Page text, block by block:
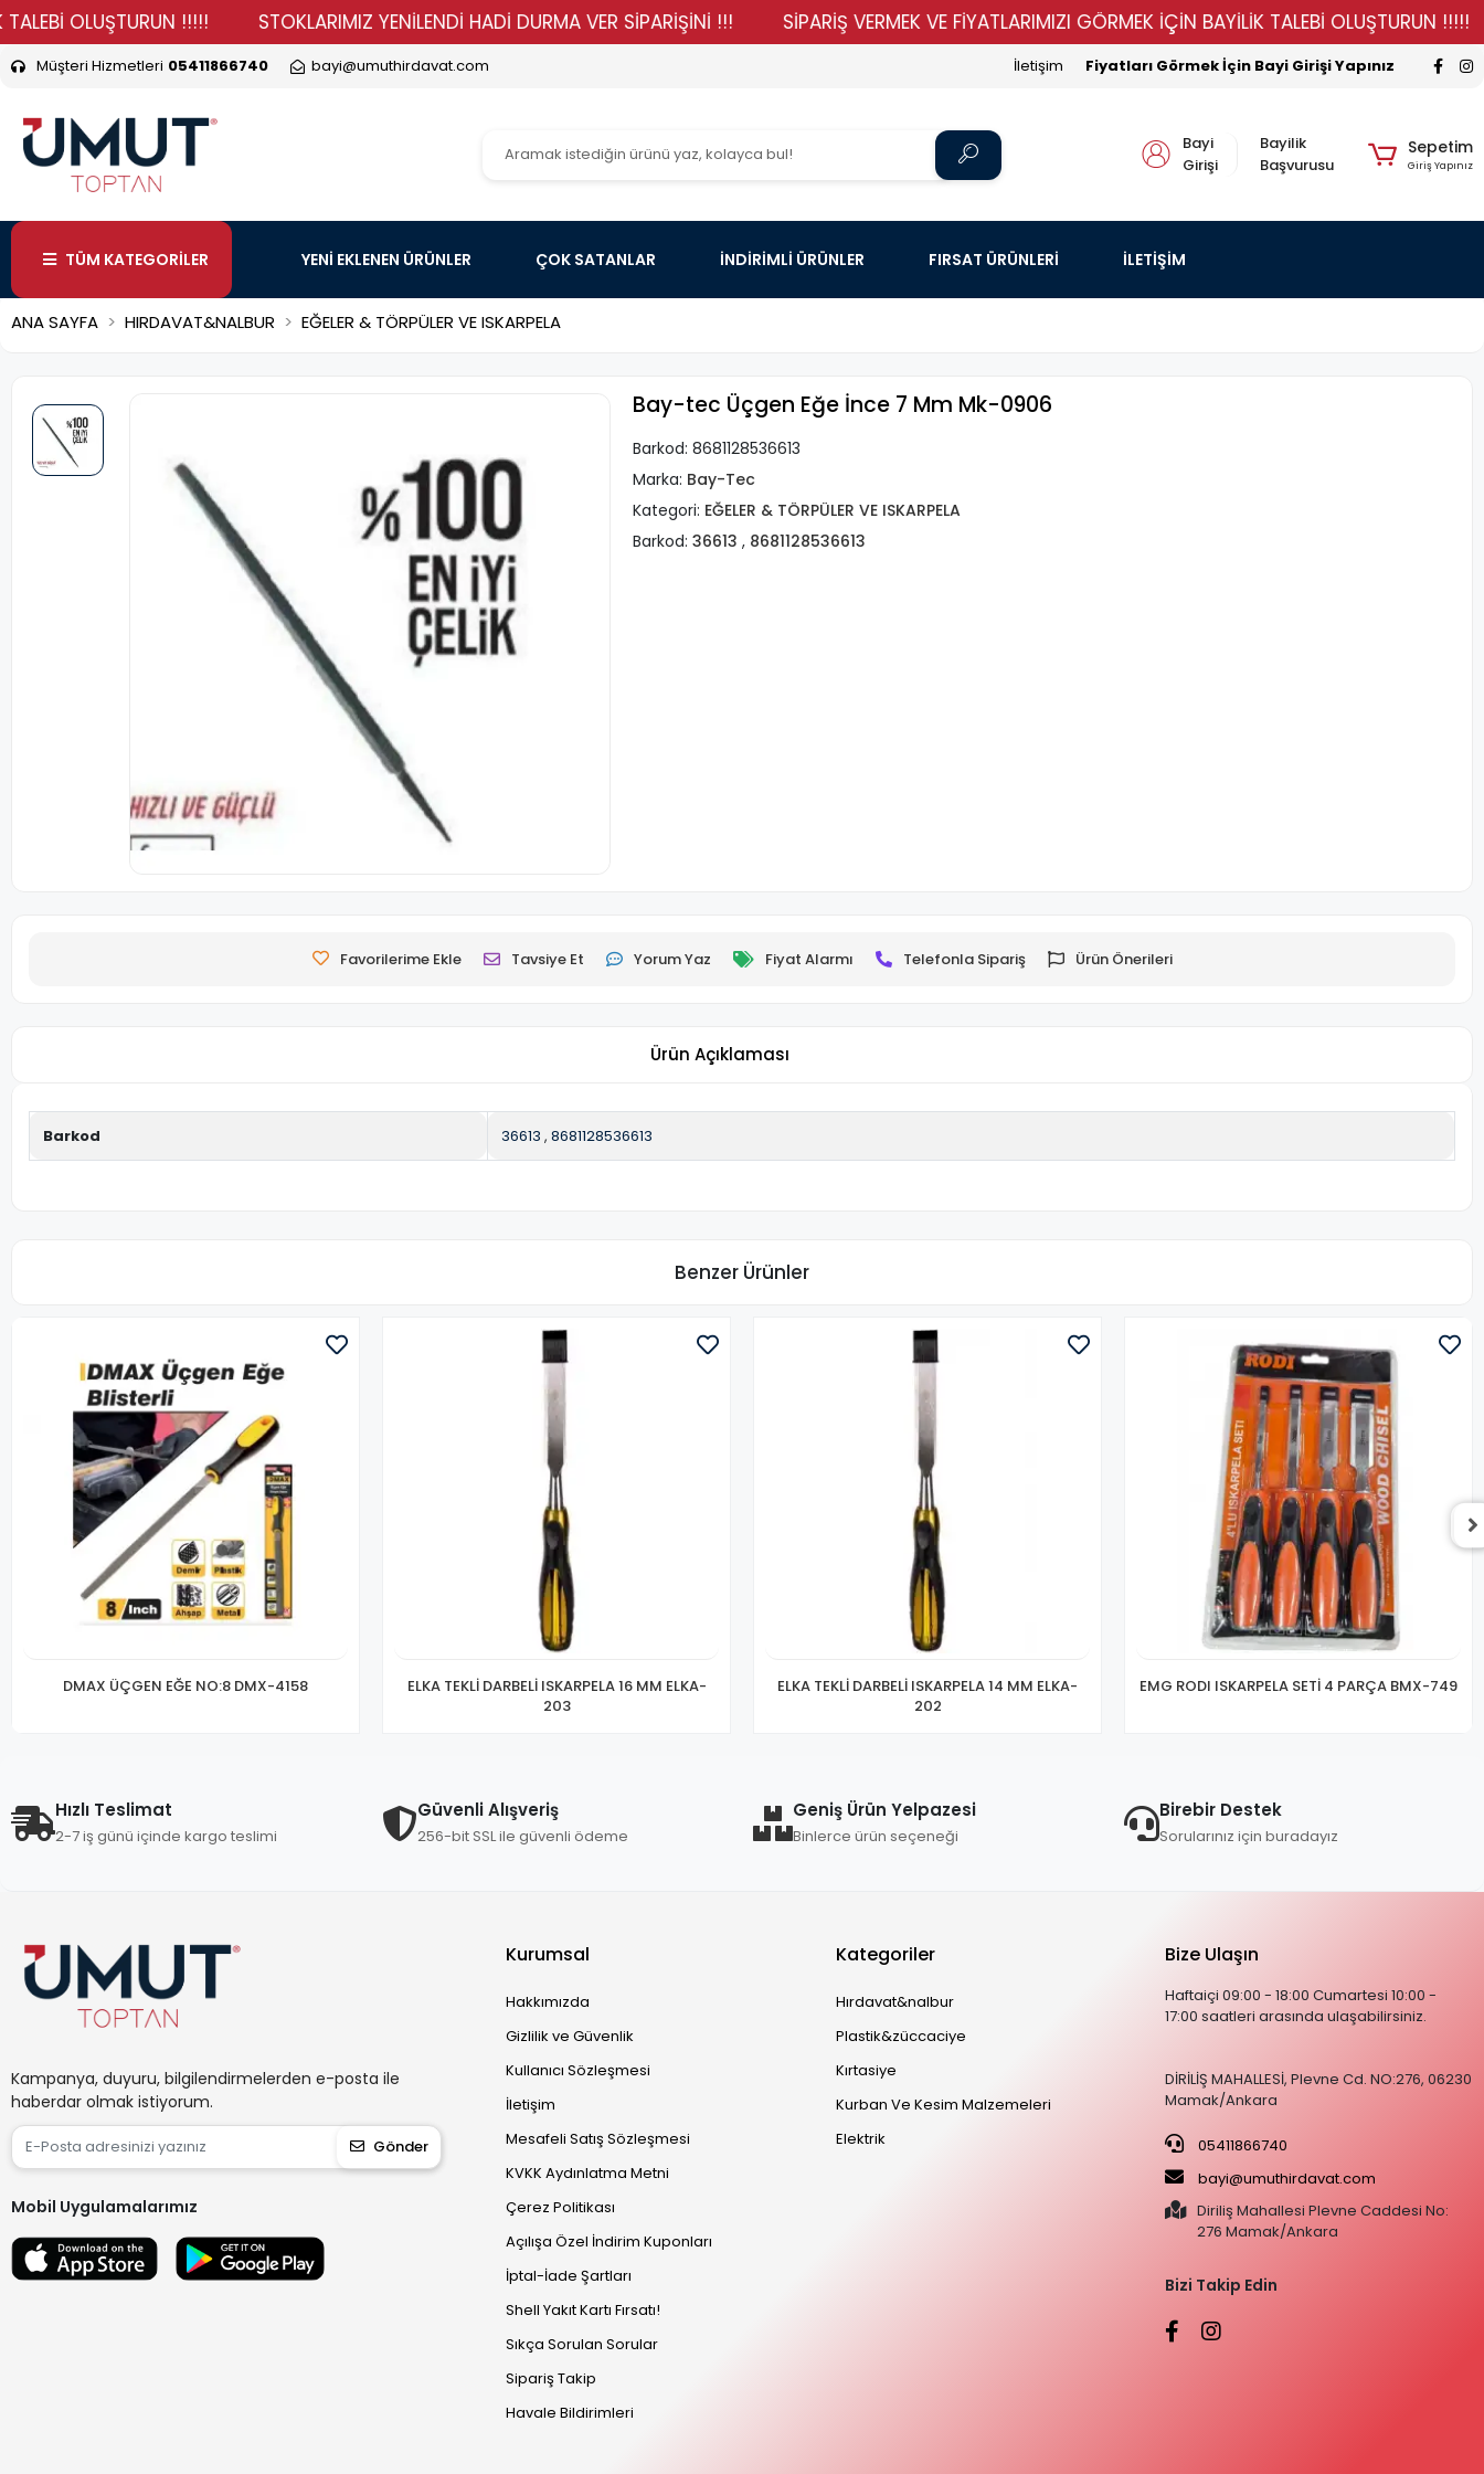
OLUŞTURUN !!!!! STOKLARIMIZ YENİLENDİ HADİ DURMA VER SİPARİŞİNİ !!! SİPARİŞ VERMEK VE FİYATLARIMIZI GÖRMEK İÇİN BAYİLİK TALEBİ OLUŞTURUN !!!!!
Müşteri Hizmetleri 05411866740 bayi@umuthirdavat.com Fiyatları Görmek İçin Bayi Girişi Yapınız
İletişim
Bayi
Girişi
Bayilik
Başvurusu
Sepetim
Giriş Yapınız
TÜM KATEGORİLER YENİ EKLENEN ÜRÜNLER ÇOK SATANLAR İNDİRİMLİ ÜRÜNLER FIRSAT ÜRÜNLERİ İLETİŞİM
ANA SAYFA HIRDAVAT&NALBUR EĞELER & TÖRPÜLER VE ISKARPELA
Bay-tec Üçgen Eğe İnce 7 Mm Mk-0906
Barkod: 8681128536613
Marka: Bay-Tec
Kategori: EĞELER & TÖRPÜLER VE ISKARPELA
Barkod: 36613 , 8681128536613
Favorilerime Ekle Tavsiye Et Yorum Yaz Fiyat Alarmı Telefonla Sipariş Ürün Önerileri
Ürün Açıklaması
Barkod 36613 , 8681128536613
Benzer Ürünler
DMAX ÜÇGEN EĞE NO:8 DMX-4158
ELKA TEKLİ DARBELİ ISKARPELA 16 MM ELKA-
203
ELKA TEKLİ DARBELİ ISKARPELA 14 MM ELKA-
202
EMG RODI ISKARPELA SETİ 4 PARÇA BMX-749
Hızlı Teslimat
2-7 iş günü içinde kargo teslimi
Güvenli Alışveriş
256-bit SSL ile güvenli ödeme
Geniş Ürün Yelpazesi
Binlerce ürün seçeneği
Birebir Destek
Sorularınız için buradayız
Kampanya, duyuru, bilgilendirmelerden e-posta ile
haberdar olmak istiyorum.
Gönder
Mobil Uygulamalarımız
Kurumsal
Hakkımızda
Gizlilik ve Güvenlik
Kullanıcı Sözleşmesi
İletişim
Mesafeli Satış Sözleşmesi
KVKK Aydınlatma Metni
Çerez Politikası
Açılışa Özel İndirim Kuponları
İptal-İade Şartları
Shell Yakıt Kartı Fırsatı!
Sıkça Sorulan Sorular
Sipariş Takip
Havale Bildirimleri
Kategoriler
Hırdavat&nalbur
Plastik&züccaciye
Kırtasiye
Kurban Ve Kesim Malzemeleri
Elektrik
Bize Ulaşın
Haftaiçi 09:00 - 18:00 Cumartesi 10:00 -
17:00 saatleri arasında ulaşabilirsiniz.
DİRİLİŞ MAHALLESİ, Plevne Cd. NO:276, 06230
Mamak/Ankara
05411866740
bayi@umuthirdavat.com
Diriliş Mahallesi Plevne Caddesi No:
276 Mamak/Ankara
Bizi Takip Edin